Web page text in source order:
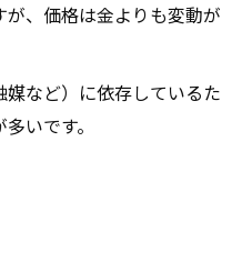
、価格は金よりも変動が
など）に依存しているた
いです。